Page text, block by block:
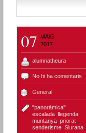
07
MAIG
2017
alumnatheura
No hi ha comentaris
General
"panoràmica",
escalada, llegenda,
muntanya, priorat,
senderisme, Siurana